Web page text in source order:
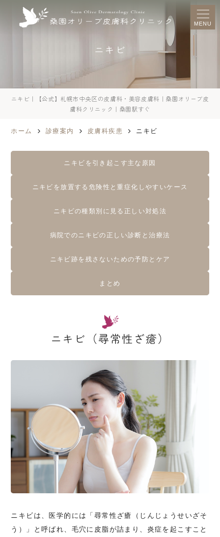
MENU
ニキビ
ニキビ｜【公式】札幌市中央区の皮膚科・美容皮膚科｜桑園オリーブ皮
膚科クリニック｜桑園駅すぐ
ホーム 診療案内 皮膚科疾患 ニキビ
ニキビを引き起こす主な原因
ニキビを放置する危険性と重症化しやすいケース
ニキビの種類別に見る正しい対処法
病院でのニキビの正しい診断と治療法
ニキビ跡を残さないための予防とケア
まとめ
ニキビ（尋常性ざ瘡）
ニキビは、医学的には「尋常性ざ瘡（じんじょうせいざそ
う）」と呼ばれ、毛穴に皮脂が詰まり、炎症を起こすこと